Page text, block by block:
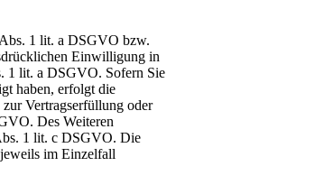
1 lit. a DSGVO bzw.
Einwilligung in
1 lit. a DSGVO. Sofern Sie
haben, erfolgt die
Vertragserfüllung oder
Des Weiteren
1 lit. c DSGVO. Die
im Einzelfall